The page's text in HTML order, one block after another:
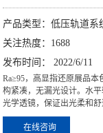
产品类型：低压轨道系
关注热度：1688
发布时间： 2022/6/11
Ra≥95，高显指还原展品
构紧凑，无漏光设计。水
光学透镜，保证出光柔和舒
在线咨询